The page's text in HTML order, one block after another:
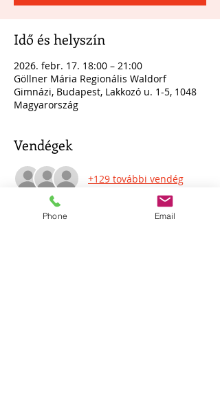
Idő és helyszín
2026. febr. 17. 18:00 – 21:00
Göllner Mária Regionális Waldorf
Gimnázi, Budapest, Lakkozó u. 1-5, 1048
Magyarország
Vendégek
+129 további vendég
Az eseményről
Phone Email